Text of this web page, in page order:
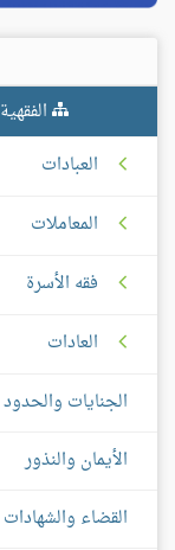
الفقهية
العبادات
المعاملات
فقه الأسرة
العادات
الجنايات والحدود
الأيمان والنذور
القضاء والشهادات